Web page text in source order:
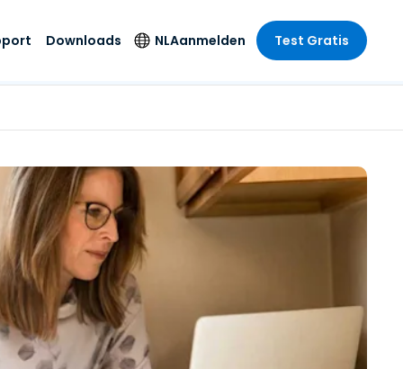
en
On-
Endpointdetectie en
-respons
Foxpass Wifi Access
& Control
Zero Trust Secure
Workspace
Shield (Anti-
oplichting)
Publieke
& Design
& Accounting
bedrijfstakken
Downloads NL
Deutsch
Español
Français
Italiano
Nederlands
Português
简体中文
Aanmelden Test Gratis